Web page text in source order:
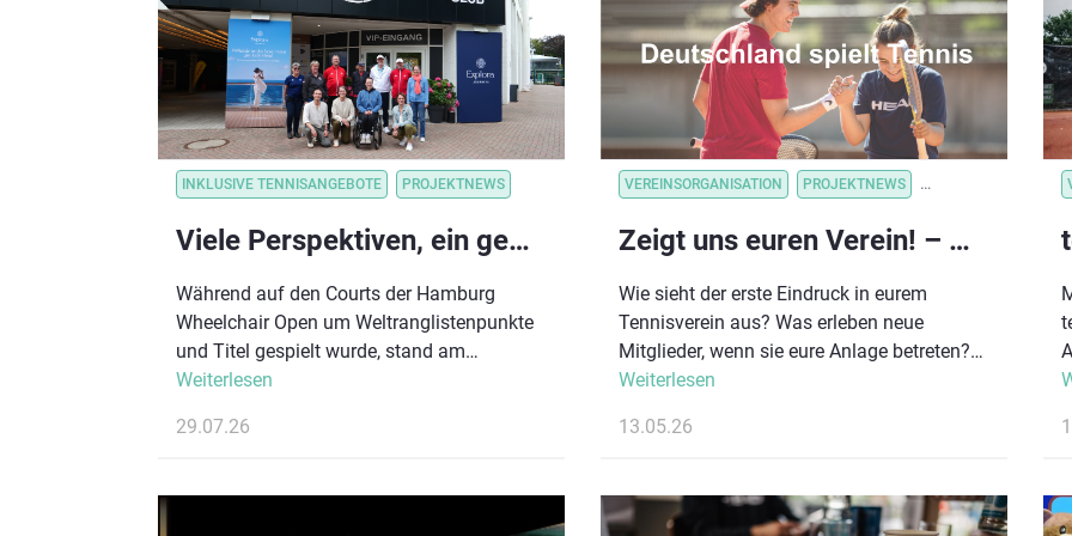
INKLUSIVE TENNISANGEBOTE PROJEKTNEWS
Viele Perspektiven, ein gemeinsames Ziel: Para-Tennis-Disziplinen im Austausch
Während auf den Courts der Hamburg
Wheelchair Open um Weltranglistenpunkte
und Titel gespielt wurde, stand am
Hamburger Rothenbaum auch der
Tennissports im Mittelpunkt. Im Rahmen
Deutschlands lud der Deutsche Tennis
Weiterlesen
29.07.26
VEREINSORGANISATION PROJEKTNEWS
Zeigt uns euren Verein! – Mitmachaktion zu „Deutschland spielt Tennis“ gestartet #DEUTSCHLANDSPIELTTENNIS
Wie sieht der erste Eindruck in eurem
Tennisverein aus? Was erleben neue
Mitglieder, wenn sie eure Anlage betreten?
Genau das möchten wir sehen! Im Rahmen
sofort unsere neue Mitmachaktion für
Gesucht werden kurze, authentische
Einblicke in euer Vereinsleben – direkt von
Weiterlesen
13.05.26